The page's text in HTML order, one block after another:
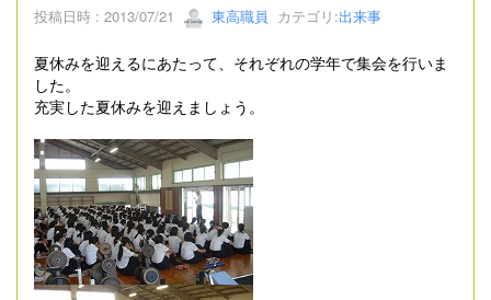
投稿日時 : 2013/07/21 東高職員 カテゴリ:出来事
夏休みを迎えるにあたって、それぞれの学年で集会を行いま
した。
充実した夏休みを迎えましょう。